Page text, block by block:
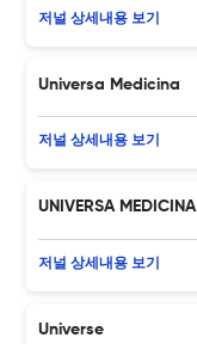
저널 상세내용 보기
Universa Medicina
저널 상세내용 보기
UNIVERSA MEDICINA
저널 상세내용 보기
Universe